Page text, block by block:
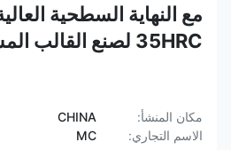
35HRC لصنع القالب المستدام
مكان المنشأ:
CHINA
الاسم التجاري: